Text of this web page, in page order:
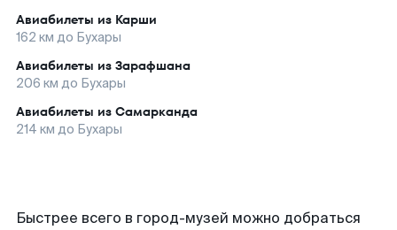
Авиабилеты из Карши
162 км до Бухары
Авиабилеты из Зарафшана
206 км до Бухары
Авиабилеты из Самарканда
214 км до Бухары
Быстрее всего в город-музей можно добраться